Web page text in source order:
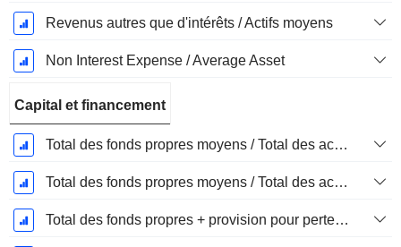
Revenus autres que d'intérêts / Actifs moyens
Non Interest Expense / Average Asset
Capital et financement
Total des fonds propres moyens / Total des actifs moyens %
Total des fonds propres moyens / Total des actifs moyens %
Total des fonds propres + provision pour pertes sur prêts / total des prêts %.